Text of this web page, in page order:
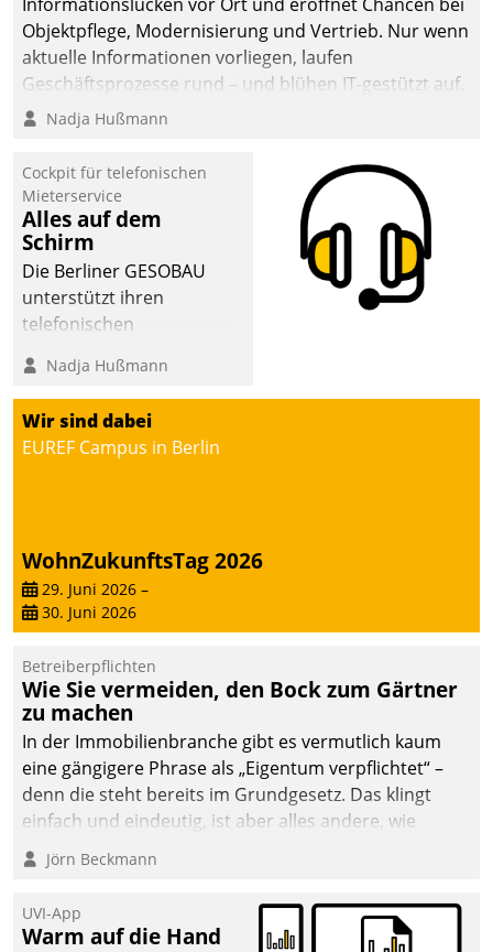
sich dabei für den Betrieb
der Lösung über die SAP
Cloud Platform
entschieden - als erstes
Unternehmen am
Objektpflege, Modernisierung und Vertrieb. Nur wenn
aktuelle Informationen vorliegen, laufen
Geschäftsprozesse rund – und blühen IT-gestützt auf.
Nadja Hußmann
Cockpit für telefonischen
Mieterservice
Alles auf dem
Schirm
Die Berliner GESOBAU
unterstützt ihren
telefonischen
digitalen Cockpit, das
situationsbezogen
passende Fragen und
Schlagworte auswirft.
Serviceteam, Anrufe von
Mietenden zügiger und
effizienter zu bearbeiten.
Nadja Hußmann
Wir sind dabei
EUREF Campus in Berlin
WohnZukunftsTag 2026
29. Juni 2026 –
30. Juni 2026
Betreiberpflichten
Wie Sie vermeiden, den Bock zum Gärtner
zu machen
In der Immobilienbranche gibt es vermutlich kaum
eine gängigere Phrase als „Eigentum verpflichtet“ –
denn die steht bereits im Grundgesetz. Das klingt
einfach und eindeutig, ist aber alles andere, wie
Branchenbeschäftigte wissen. Denn mit der
Verantwortung folgen Verpflichtungen.
Jörn Beckmann
UVI-App
Warm auf die Hand